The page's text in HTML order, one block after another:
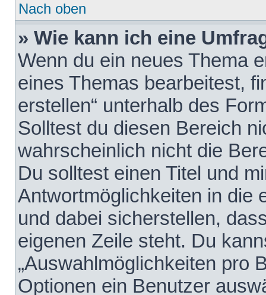
Nach oben
» Wie kann ich eine
Wenn du ein neues Thema
eines Themas bearbeitest,
erstellen“ unterhalb des
Solltest du diesen Bereich
wahrscheinlich nicht die
Du solltest einen Titel und
Antwortmöglichkeiten in die
und dabei sicherstellen,
eigenen Zeile steht. Du
„Auswahlmöglichkeiten pro
Optionen ein Benutzer